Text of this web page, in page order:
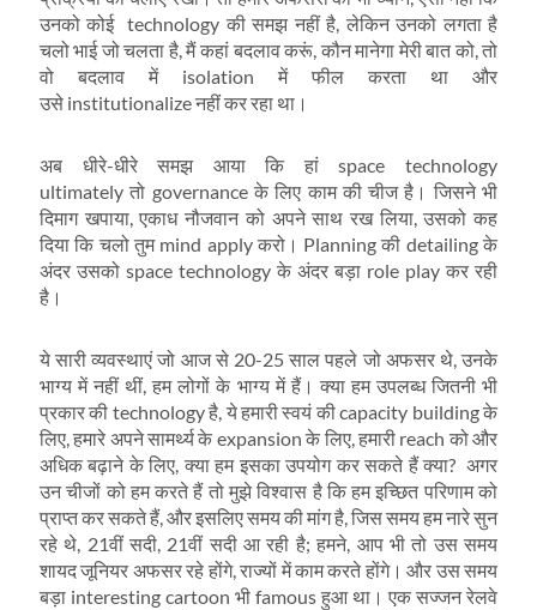
उनको कोई technology की समझ नहीं है, लेकिन उनको लगता है
चलो भाई जो चलता है, मैं कहां बदलाव करूं, कौन मानेगा मेरी बात को, तो
वो बदलाव में isolation में फील करता था और
उसे institutionalize नहीं कर रहा था।
अब धीरे-धीरे समझ आया कि हां space technology
ultimately तो governance के लिए काम की चीज है। जिसने भी
दिमाग खपाया, एकाध नौजवान को अपने साथ रख लिया, उसको कह
दिया कि चलो तुम mind apply करो। Planning की detailing के
अंदर उसको space technology के अंदर बड़ा role play कर रही
है।
ये सारी व्‍यवस्‍थाएं जो आज से 20-25 साल पहले जो अफसर थे, उनके
भाग्‍य में नहीं थीं, हम लोगों के भाग्‍य में हैं। क्‍या हम उपलब्‍ध जितनी भी
प्रकार की technology है, ये हमारी स्‍वयं की capacity building के
लिए, हमारे अपने सामर्थ्‍य के expansion के लिए, हमारी reach को और
अधिक बढ़ाने के लिए, क्‍या हम इसका उपयोग कर सकते हैं क्‍या? अगर
उन चीजों को हम करते हैं तो मुझे विश्‍वास है कि हम इच्छित परिणाम को
प्राप्‍त कर सकते हैं, और इसलिए समय की मांग है, जिस समय हम नारे सुन
रहे थे, 21वीं सदी, 21वीं सदी आ रही है; हमने, आप भी तो उस समय
शायद जूनियर अफसर रहे होंगे, राज्‍यों में काम करते होंगे। और उस समय
बड़ा interesting cartoon भी famous हुआ था। एक सज्‍जन रेलवे